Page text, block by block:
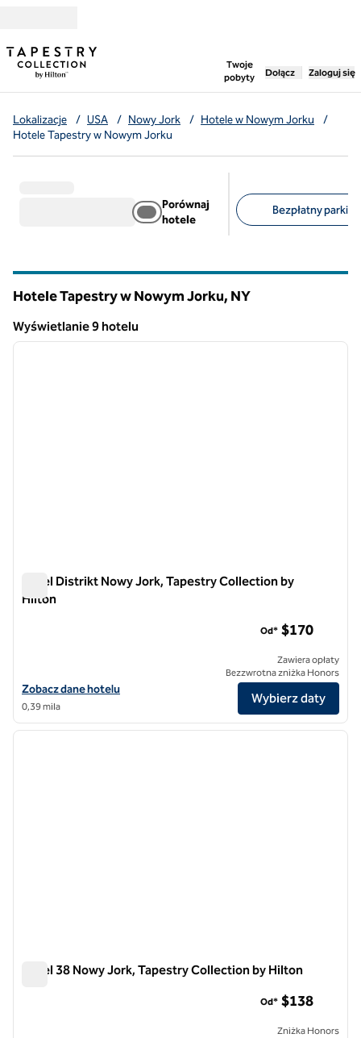
Twoje
pobyty
,otwiera nową
Dołącz Zaloguj się
Lokalizacje / USA / Nowy Jork / Hotele w Nowym Jorku
/
Hotele Tapestry w Nowym Jorku
Porównaj
hotele
Bezpłatny
Hotele Tapestry w Nowym Jorku, NY
Wyświetlanie 9 hotelu
Wyświetlanie 9 hotelu
1 z 11
Hotel Distrikt Nowy Jork, Tapestry Collection by
Hilton
Zobacz szczegóły hotelu Distrikt Hotel New York City, Tapestry
Zobacz dane hotelu
0,39 mila
Od* $170
Zawiera opłaty
Bezzwrotna zniżka Honors
Wybierz daty
1/12
1 z 12
Hotel 38 Nowy Jork, Tapestry Collection by Hilton
Od* $138
Zniżka Honors